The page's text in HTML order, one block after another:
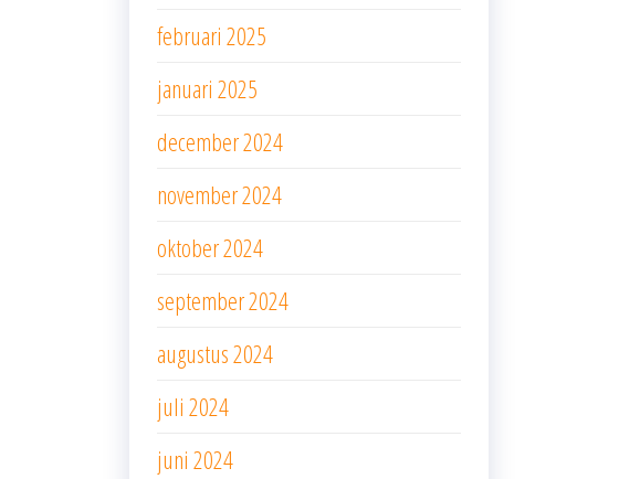
februari 2025
januari 2025
december 2024
november 2024
oktober 2024
september 2024
augustus 2024
juli 2024
juni 2024